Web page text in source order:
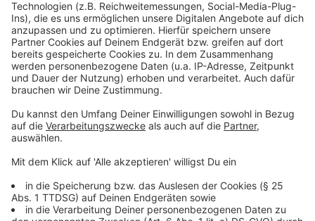
Preissteigerung weiter. 95% der Moerser, die bereits
Karten aus dem Vorjahr besitzen würden diese laut ihm
auch behalten und die zusatzkosten übernehmen. Von
den Organisatoren des Weseler Oktoberfestes heißt
es außerdem, dass auch die Musik in den letzten
Jahren 20 bis 30 % teurer geworden ist.
Anzeige